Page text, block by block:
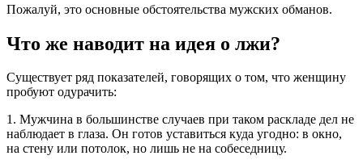
Пожалуй, это основные обстоятельства мужских обманов.
Что же наводит на идея о лжи?
Существует ряд показателей, говорящих о том, что женщину
пробуют одурачить:
1. Мужчина в большинстве случаев при таком раскладе дел не
наблюдает в глаза. Он готов уставиться куда угодно: в окно,
на стену или потолок, но лишь не на собеседницу.